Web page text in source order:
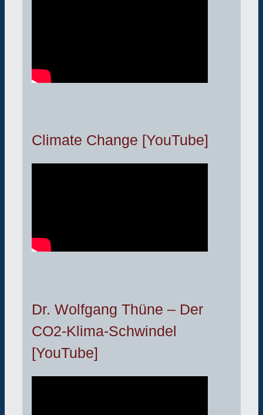
Climate Change [YouTube]
Dr. Wolfgang Thüne – Der
CO2-Klima-Schwindel
[YouTube]